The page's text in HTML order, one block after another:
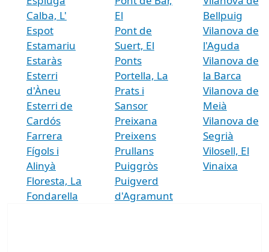
Calba, L'
Espot
Estamariu
Estaràs
Esterri
d'Àneu
Esterri de
Cardós
Farrera
Fígols i
Alinyà
Floresta, La
Fondarella
El
Pont de
Suert, El
Ponts
Portella, La
Prats i
Sansor
Preixana
Preixens
Prullans
Puiggròs
Puigverd
d'Agramunt
Bellpuig
Vilanova de
l'Aguda
Vilanova de
la Barca
Vilanova de
Meià
Vilanova de
Segrià
Vilosell, El
Vinaixa